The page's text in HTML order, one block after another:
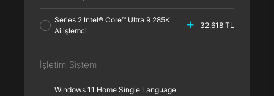
Series 2 Intel® Core™ Ultra 9 285K
Ai işlemci
32.618 TL
İşletim Sistemi
Windows 11 Home Single Language